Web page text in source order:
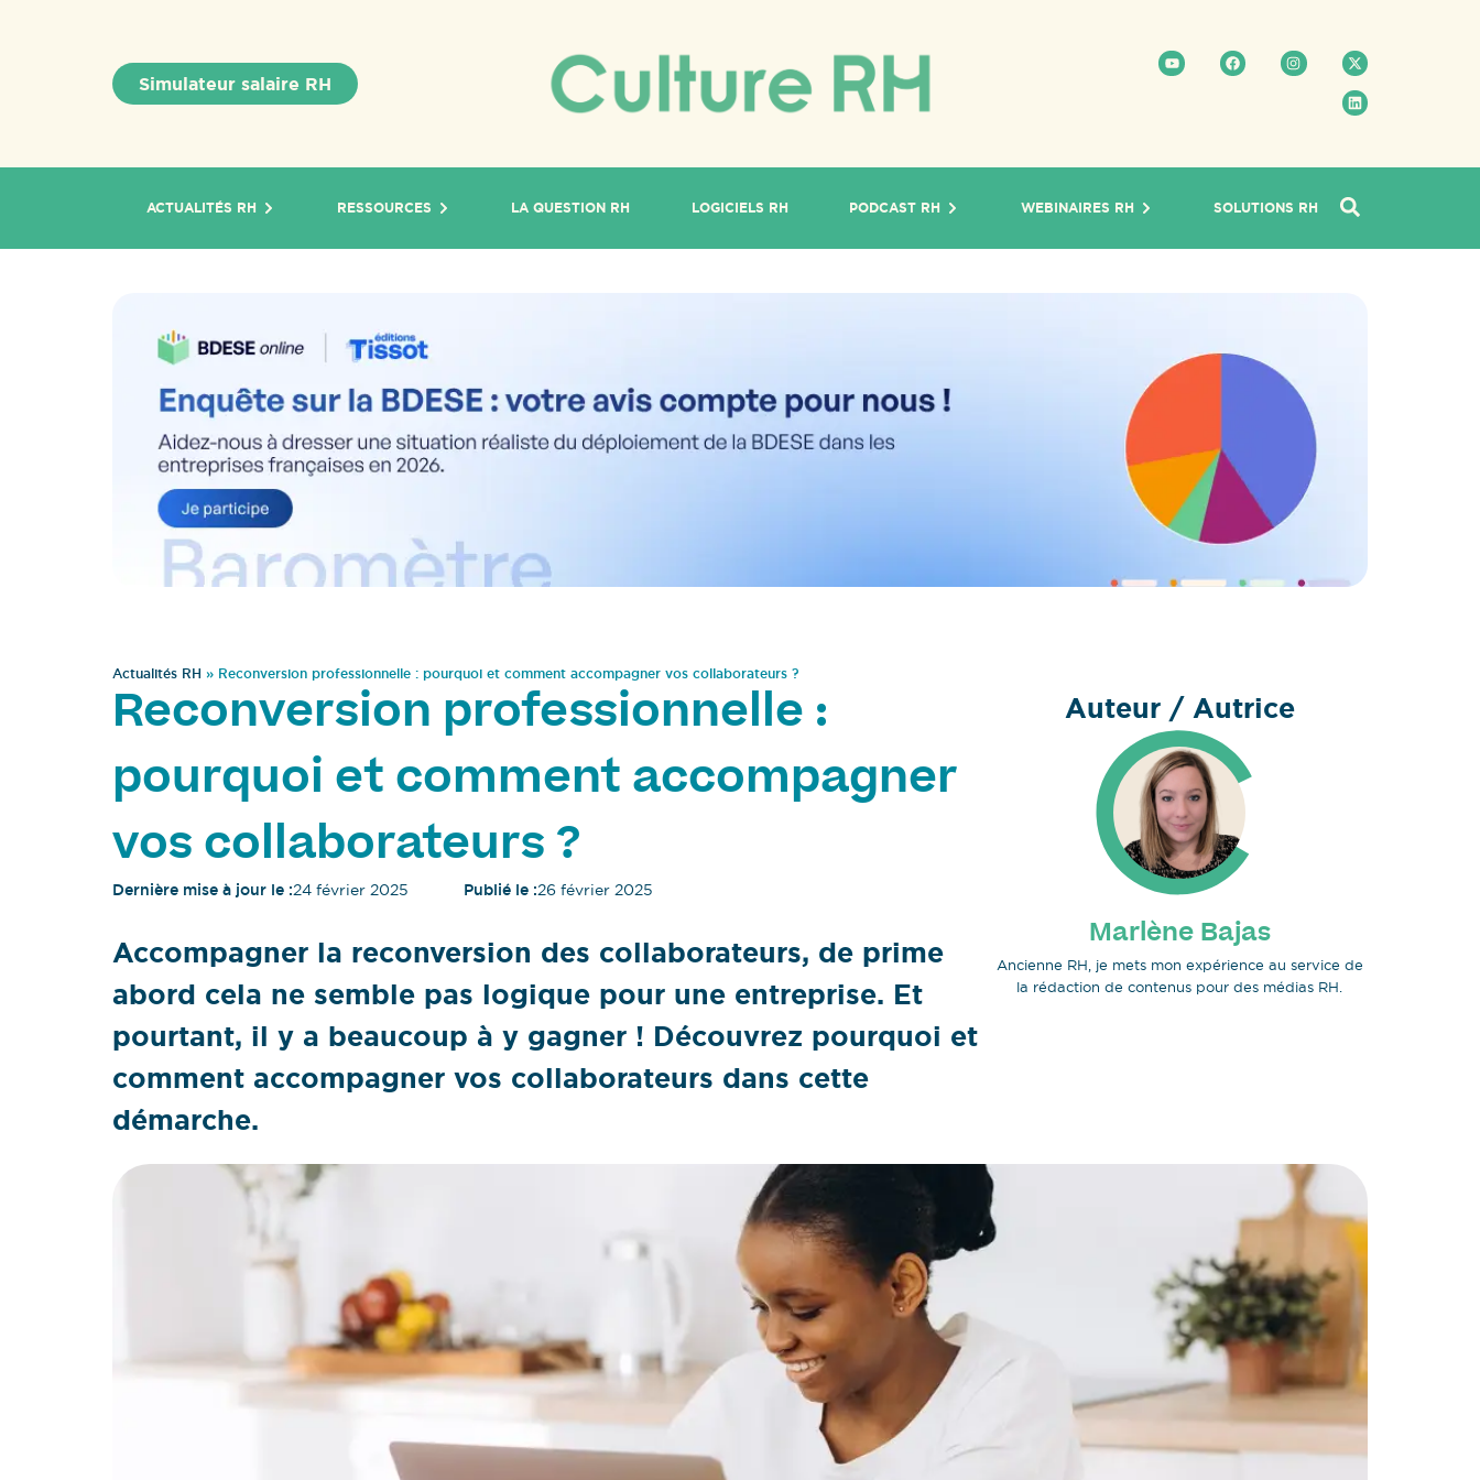
Simulateur salaire RH
ACTUALITÉS RH RESSOURCES LA QUESTION RH LOGICIELS RH PODCAST RH WEBINAIRES RH SOLUTIONS RH
Actualités RH » Reconversion professionnelle : pourquoi et comment accompagner vos collaborateurs ?
Reconversion professionnelle :
pourquoi et comment accompagner
vos collaborateurs ?
Dernière mise à jour le :24 février 2025 Publié le :26 février 2025
Accompagner la reconversion des collaborateurs, de prime
abord cela ne semble pas logique pour une entreprise. Et
pourtant, il y a beaucoup à y gagner ! Découvrez pourquoi et
comment accompagner vos collaborateurs dans cette
démarche.
Auteur / Autrice
Marlène Bajas
Ancienne RH, je mets mon expérience au service de
la rédaction de contenus pour des médias RH.